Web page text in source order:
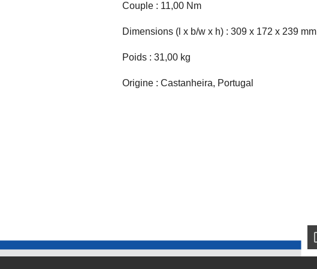
Couple : 11,00 Nm
Dimensions (l x b/w x h) : 309 x 172 x 239 mm
Poids : 31,00 kg
Origine : Castanheira, Portugal